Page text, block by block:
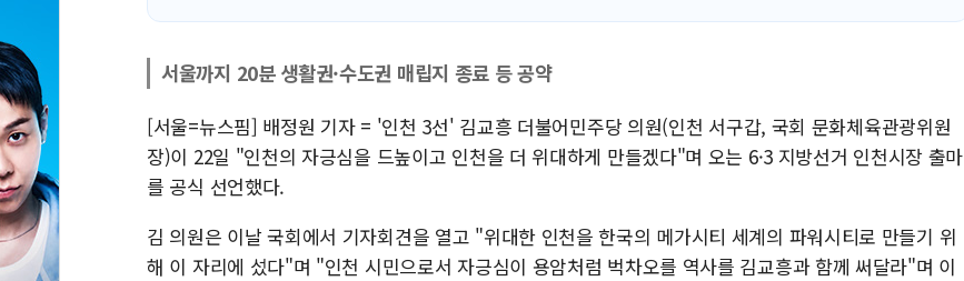
서울까지 20분 생활권·수도권 매립지 종료 등 공약
[서울=뉴스핌] 배정원 기자 = '인천 3선' 김교흥 더불어민주당 의원(인천 서구갑, 국회 문화체육관광위원
장)이 22일 "인천의 자긍심을 드높이고 인천을 더 위대하게 만들겠다"며 오는 6·3 지방선거 인천시장 출마
를 공식 선언했다.
김 의원은 이날 국회에서 기자회견을 열고 "위대한 인천을 한국의 메가시티 세계의 파워시티로 만들기 위
해 이 자리에 섰다"며 "인천 시민으로서 자긍심이 용암처럼 벅차오를 역사를 김교흥과 함께 써달라"며 이